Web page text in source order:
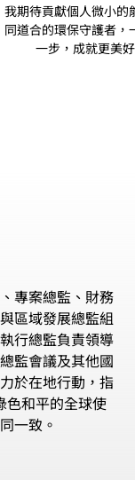
我期待貢獻個人微小的
同道合的環保守護者，
一步，成就更美
專案總監、財務
區域發展總監組
行總監負責領導
監會議及其他國
於在地行動，指
色和平的全球使
一致。